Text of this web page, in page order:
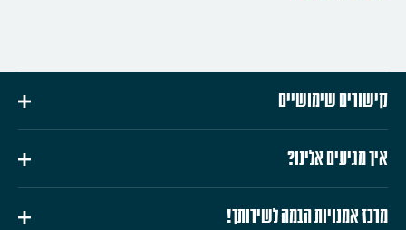
קישורים שימושיים
איך מגיעים אלינו?
מרכז אמנויות הבמה לשירותך!